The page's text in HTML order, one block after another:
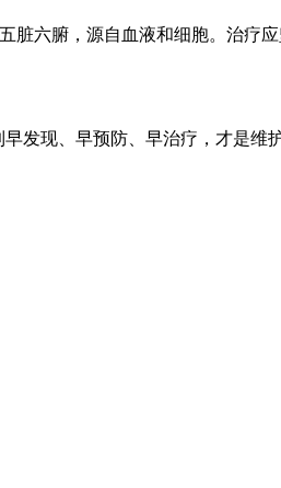
脏六腑，源自血液和细胞。治疗
发现、早预防、早治疗，才是维